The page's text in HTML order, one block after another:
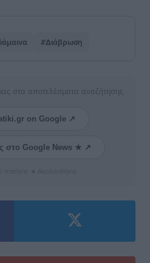
#Διάβρωση
στα αποτελέσματα αναζήτησης
on Google ↗
στο Google News ★ ↗